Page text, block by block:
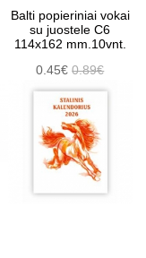
Balti popieriniai vokai
su juostele C6
114x162 mm.10vnt.
0.45€0.89€